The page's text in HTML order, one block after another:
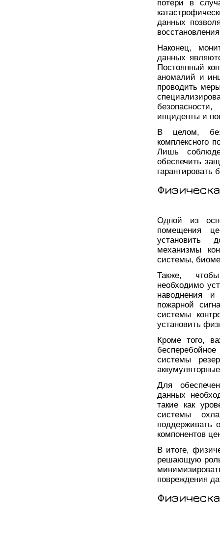
потери в
данных
Наконец,
данных
Постоянный
аномалий и
проводить
инциденты и
В целом,
комплексного
Лишь
обеспечить
гарантировать
Одной из
помещения
установить
механизмы
системы,
Также, чтобы
необходимо
наводнения
пожарной
системы
установить
Кроме того,
системы
Для
данных
такие как
системы
поддерживать
компонентов
В итоге,
решающую роль
повреждения